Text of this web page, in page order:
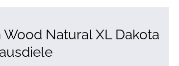
Natural XL Dakota